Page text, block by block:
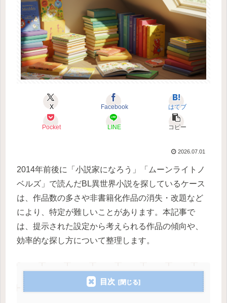
X Facebook はてブ
Pocket LINE コピー
2026.07.01
2014年前後に「小説家になろう」「ムーンライトノ
ベルズ」で読んだBL異世界小説を探しているケース
は、作品数の多さや非書籍化作品の消失・改題など
により、特定が難しいことがあります。本記事で
は、提示された設定から考えられる作品の傾向や、
効率的な探し方について整理します。
目次